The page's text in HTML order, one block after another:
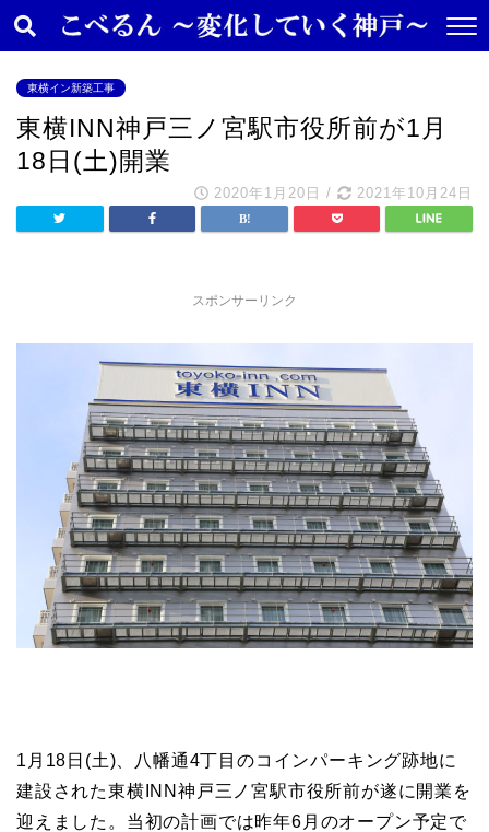
東横イン新築工事
東横INN神戸三ノ宮駅市役所前が1月
18日(土)開業
2020年1月20日 / 2021年10月24日
スポンサーリンク
1月18日(土)、八幡通4丁目のコインパーキング跡地に
建設された東横INN神戸三ノ宮駅市役所前が遂に開業を
迎えました。当初の計画では昨年6月のオープン予定で